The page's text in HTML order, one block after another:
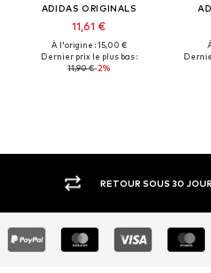
ADIDAS ORIGINALS
11,61 €
À l'origine : 15,00 €
Dernier prix le plus bas :
11,90 €-2%
SOUS 30 JOURS